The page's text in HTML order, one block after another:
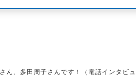
ん、多田周子さんです！（電話インタビュ